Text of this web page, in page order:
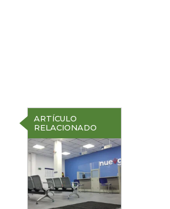
ARTÍCULO
RELACIONADO